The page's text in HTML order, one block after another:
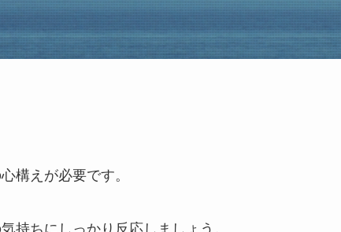
構えが必要です。
持ちにしっかり反応しましょう。